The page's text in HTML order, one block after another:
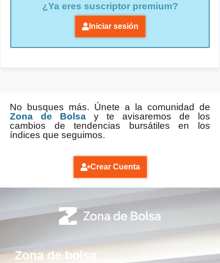
¿Ya eres suscriptor premium?
Iniciar sesión
No busques más. Únete a la comunidad de
Zona de Bolsa y te avisaremos de los
cambios de tendencias bursátiles en los
índices que seguimos.
Crear Cuenta
Zona de bolsa